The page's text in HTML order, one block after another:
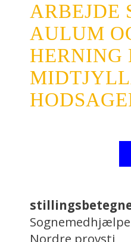
ARBEJDE
AULUM
HERNING
Nordre provsti